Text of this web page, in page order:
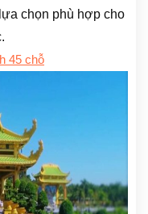
chọn phù hợp cho
45 chỗ